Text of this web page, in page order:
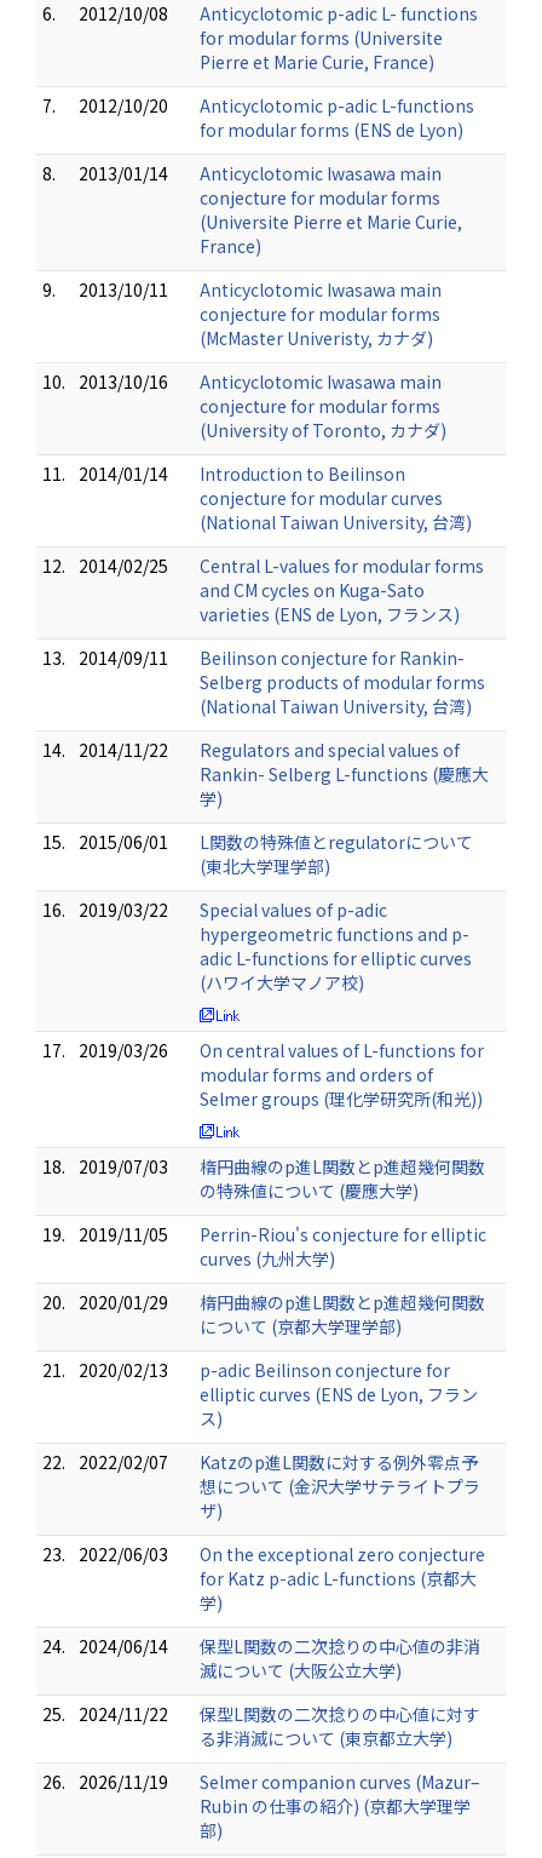
6.
2012/10/08
Anticyclotomic p-adic L- functions
for modular forms (Universite
Pierre et Marie Curie, France)
7.
2012/10/20
Anticyclotomic p-adic L-functions
for modular forms (ENS de Lyon)
8.
2013/01/14
Anticyclotomic Iwasawa main
conjecture for modular forms
(Universite Pierre et Marie Curie,
France)
9.
2013/10/11
Anticyclotomic Iwasawa main
conjecture for modular forms
(McMaster Univeristy, カナダ)
10.
2013/10/16
Anticyclotomic Iwasawa main
conjecture for modular forms
(University of Toronto, カナダ)
11.
2014/01/14
Introduction to Beilinson
conjecture for modular curves
(National Taiwan University, 台湾)
12.
2014/02/25
Central L-values for modular forms
and CM cycles on Kuga-Sato
varieties (ENS de Lyon, フランス)
13.
2014/09/11
Beilinson conjecture for Rankin-
Selberg products of modular forms
(National Taiwan University, 台湾)
14.
2014/11/22
Regulators and special values of
Rankin- Selberg L-functions (慶應大
学)
15.
2015/06/01
L関数の特殊値とregulatorについて
(東北大学理学部)
16.
2019/03/22
Special values of p-adic
hypergeometric functions and p-
adic L-functions for elliptic curves
(ハワイ大学マノア校)
17. 2019/03/26
On central values of L-functions for
modular forms and orders of
Selmer groups (理化学研究所(和光))
18. 2019/07/03
楕円曲線のp進L関数とp進超幾何関数
の特殊値について (慶應大学)
19.
2019/11/05
Perrin-Riou's conjecture for elliptic
curves (九州大学)
20.
2020/01/29
楕円曲線のp進L関数とp進超幾何関数
について (京都大学理学部)
21.
2020/02/13
p-adic Beilinson conjecture for
elliptic curves (ENS de Lyon, フラン
ス)
22.
2022/02/07
Katzのp進L関数に対する例外零点予
想について (金沢大学サテライトプラ
ザ)
23.
2022/06/03
On the exceptional zero conjecture
for Katz p-adic L-functions (京都大
学)
24.
2024/06/14
保型L関数の二次捻りの中心値の非消
滅について (大阪公立大学)
25.
2024/11/22
保型L関数の二次捻りの中心値に対す
る非消滅について (東京都立大学)
26.
2026/11/19
Selmer companion curves (Mazur–
Rubin の仕事の紹介) (京都大学理学
部)